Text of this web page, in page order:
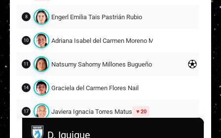
8 Engerl Emilia Tais Pastrián Rubio
10 Adriana Isabel del Carmen Moreno Martínez
11 Natsumy Sahomy Millones Bugueño
14 Graciela del Carmen Flores Nail
17 Javiera Ignacia Torres Matus 20
Ninoska Alejandra Lecaros Muñoz
D. Iquique